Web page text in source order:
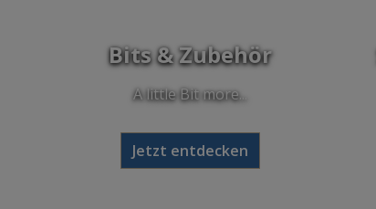
Bits & Zubehör
A little Bit more...
Jetzt entdecken